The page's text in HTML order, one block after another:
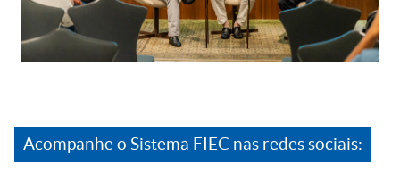
Acompanhe o Sistema FIEC nas redes sociais: